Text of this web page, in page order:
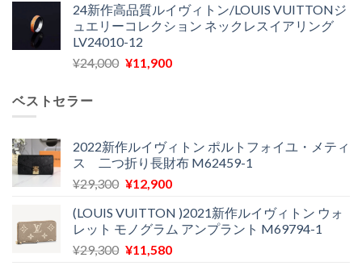
し
た。
で
す。
価
格
は
¥30,400
の
価
は
24新作高品質ルイヴィトン/LOUIS VUITTONジ
ュエリーコレクション ネックレスイアリング
LV24010-12
¥24,000 元
¥24,000
で
し
¥11,900現
は
¥11,900
で
ベストセラー
2022新作ルイヴィトン ポルトフォイユ・メティ
ス 二つ折り長財布 M62459-1
¥29,300 元
価
格
は
¥12,900現
の
価
格
(LOUIS VUITTON )2021新作ルイヴィトン ウォ
レット モノグラム アンプラント M69794-1
¥29,300 元
¥11,580現